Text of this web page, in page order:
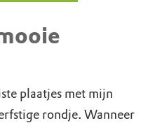
plaatjes met mijn
rondje. Wanneer